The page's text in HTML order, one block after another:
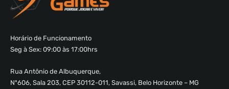
Horário de Funcionamento
Seg à Sex: 09:00 às 17:00hrs
Rua Antônio de Albuquerque,
Nº606, Sala 203, CEP 30112-011, Savassi, Belo Horizonte – MG